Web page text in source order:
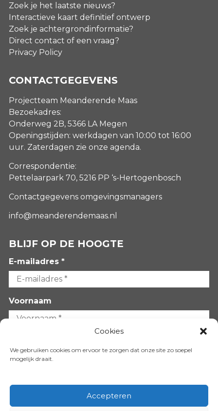
Cookies
We gebruiken cookies om ervoor te zorgen dat onze site zo soepel
mogelijk draait.
Accepteren
Zoek je het laatste nieuws?
Interactieve kaart definitief ontwerp
Zoek je achtergrondinformatie?
Direct contact of een vraag?
Privacy Policy
CONTACTGEGEVENS
Projectteam Meanderende Maas
Bezoekadres:
Onderweg 2B, 5366 LA Megen
Openingstijden: werkdagen van 10:00 tot 16:00
uur. Zaterdagen zie onze agenda.
Correspondentie:
Pettelaarpark 70, 5216 PP ‘s-Hertogenbosch
Contactgegevens omgevingsmanagers
info@meanderendemaas.nl
BLIJF OP DE HOOGTE
E-mailadres *
Voornaam